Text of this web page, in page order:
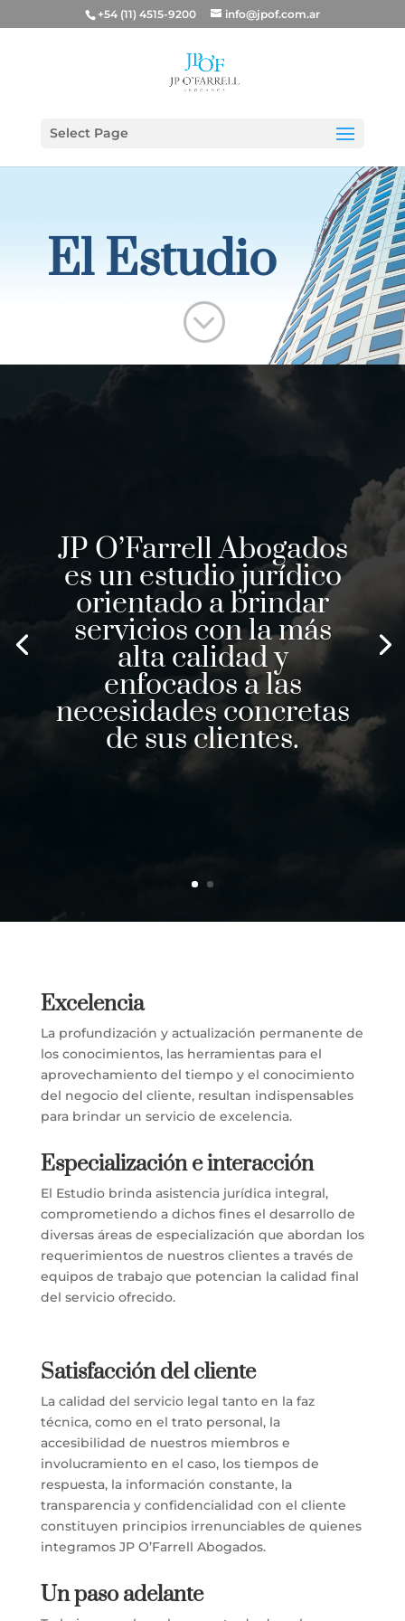
+54 (11) 4515-9200 info@jpof.com.ar
Select Page
El Estudio
;
JP O’Farrell Abogados
es un estudio jurídico
orientado a brindar
servicios con la más
alta calidad y
enfocados a las
necesidades concretas
de sus clientes.
Excelencia
La profundización y actualización permanente de
los conocimientos, las herramientas para el
aprovechamiento del tiempo y el conocimiento
del negocio del cliente, resultan indispensables
para brindar un servicio de excelencia.
Especialización e interacción
El Estudio brinda asistencia jurídica integral,
comprometiendo a dichos fines el desarrollo de
diversas áreas de especialización que abordan los
requerimientos de nuestros clientes a través de
equipos de trabajo que potencian la calidad final
del servicio ofrecido.
Satisfacción del cliente
La calidad del servicio legal tanto en la faz
técnica, como en el trato personal, la
accesibilidad de nuestros miembros e
involucramiento en el caso, los tiempos de
respuesta, la información constante, la
transparencia y confidencialidad con el cliente
constituyen principios irrenunciables de quienes
integramos JP O’Farrell Abogados.
Un paso adelante